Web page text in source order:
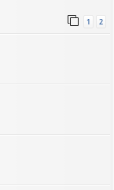
1 2